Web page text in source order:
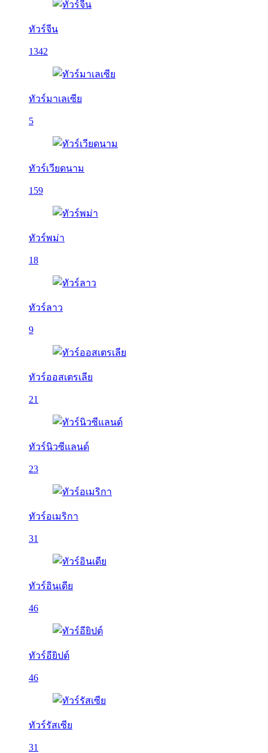
ทัวร์จีน
1342
ทัวร์มาเลเซีย
5
ทัวร์เวียดนาม
159
ทัวร์พม่า
18
ทัวร์ลาว
9
ทัวร์ออสเตรเลีย
21
ทัวร์นิวซีแลนด์
23
ทัวร์อเมริกา
31
ทัวร์อินเดีย
46
ทัวร์อียิปต์
46
ทัวร์รัสเซีย
31